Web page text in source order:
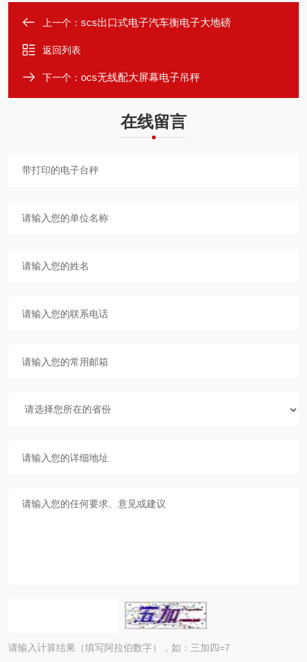
上一个： scs出口式电子汽车衡电子大地磅
返回列表
下一个： ocs无线配大屏幕电子吊秤
在线留言
请输入计算结果（填写阿拉伯数字），如：三加四=7